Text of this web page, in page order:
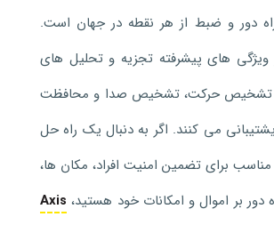
راه دور و ضبط از هر نقطه در جهان است.
ویژگی های پیشرفته تجزیه و تحلیل های
تشخیص حرکت، تشخیص صدا و محافظت
یشتیبانی می کنند. اگر به دنبال یک راه حل
برای تضمین امنیت افراد، مکان ها،
دور بر اموال و امکانات خود هستید، Axis